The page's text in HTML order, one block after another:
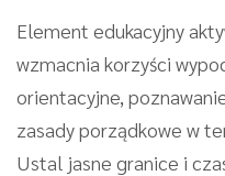
Element edukacyjny
wzmacnia korzyści
orientacyjne,
zasady porządkowe w
Ustal jasne granice i